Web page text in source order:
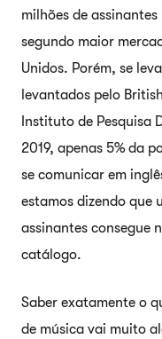
milhões de
segundo maior
Unidos. Porém, se
levantados pelo
Instituto de Pesquisa
2019, apenas 5% da
se comunicar em
estamos dizendo que
assinantes consegue
catálogo.
Saber exatamente o
de música vai muito